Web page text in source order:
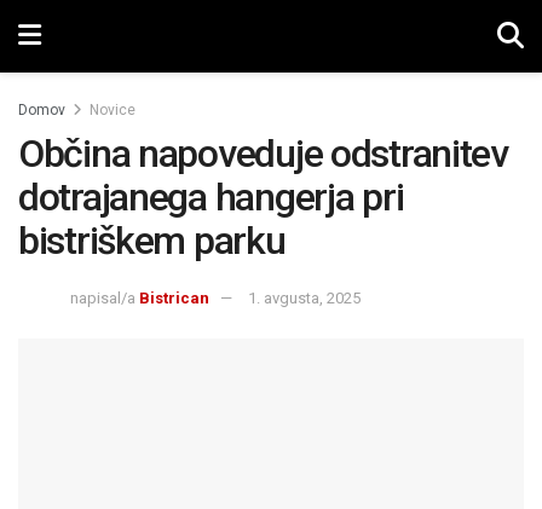
Domov Novice
Občina napoveduje odstranitev
dotrajanega hangerja pri
bistriškem parku
napisal/a Bistrican 1. avgusta, 2025